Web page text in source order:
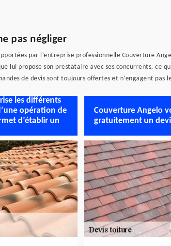
pas négliger
par l’entreprise professionnelle Couverture
lui propose son prestataire avec ses concurrents, ce
de devis sont toujours offertes et n’engagent pas
les différents
opération de
d’établir un
Couverture Angelo
gratuitement un